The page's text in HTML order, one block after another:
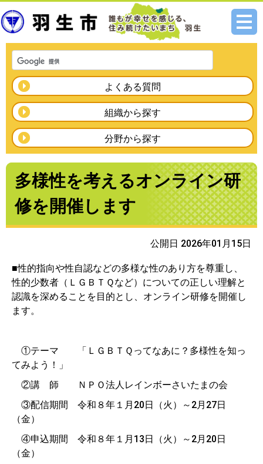
メニ
よくある質問
組織から探す
分野から探す
多様性を考えるオンライン研
修を開催します
公開日 2026年01月15日
■性的指向や性自認などの多様な性のあり方を尊重し、
性的少数者（ＬＧＢＴＱなど）についての正しい理解と
認識を深めることを目的とし、オンライン研修を開催し
ます。
①テーマ 「ＬＧＢＴＱってなあに？多様性を知っ
てみよう！」
②講 師 ＮＰＯ法人レインボーさいたまの会
③配信期間 令和８年１月20日（火）～2月27日
（金）
④申込期間 令和８年１月13日（火）～2月20日
（金）